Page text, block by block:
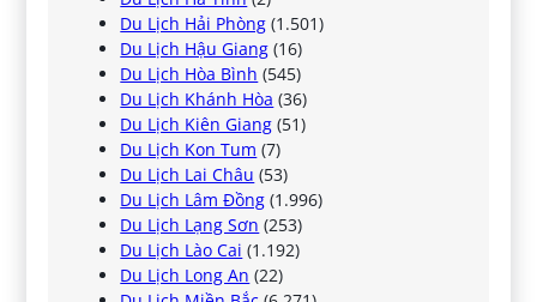
Du Lịch Hải Phòng (1.501)
Du Lịch Hậu Giang (16)
Du Lịch Hòa Bình (545)
Du Lịch Khánh Hòa (36)
Du Lịch Kiên Giang (51)
Du Lịch Kon Tum (7)
Du Lịch Lai Châu (53)
Du Lịch Lâm Đồng (1.996)
Du Lịch Lạng Sơn (253)
Du Lịch Lào Cai (1.192)
Du Lịch Long An (22)